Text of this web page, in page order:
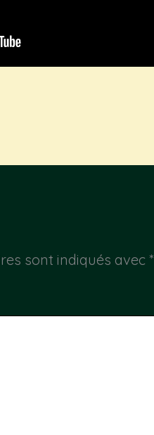
sont indiqués avec *